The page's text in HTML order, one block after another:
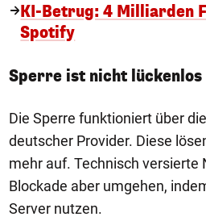
KI-Betrug: 4 Milliarden
Spotify
Sperre ist nicht lückenlos
Die Sperre funktioniert über
deutscher Provider. Diese
mehr auf. Technisch versierte
Blockade aber umgehen,
Server nutzen.